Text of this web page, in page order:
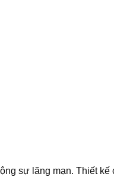
sự lãng mạn. Thiết kế